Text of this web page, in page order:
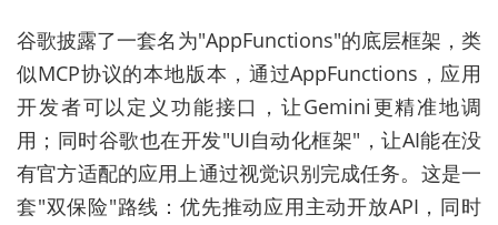
谷歌披露了一套名为"AppFunctions"的底层框架，类
似MCP协议的本地版本，通过AppFunctions，应用
开发者可以定义功能接口，让Gemini更精准地调
用；同时谷歌也在开发"UI自动化框架"，让AI能在没
有官方适配的应用上通过视觉识别完成任务。这是一
套"双保险"路线：优先推动应用主动开放API，同时